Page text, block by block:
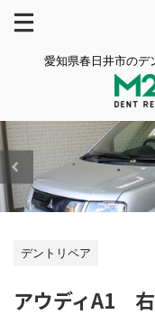
愛知県春日井市のデ
デントリペア
アウディA1